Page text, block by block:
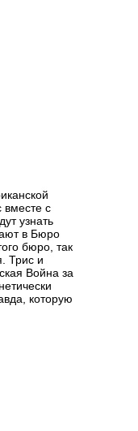
вместе с
узнать
в Бюро
бюро, так
Трис и
Война за
которую